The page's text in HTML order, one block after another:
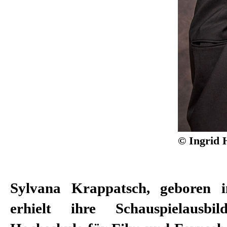
© Ingrid
Sylvana Krappatsch, geboren
erhielt ihre
der Fachzeitschrift Theater
Nachwuchsschauspielerin des